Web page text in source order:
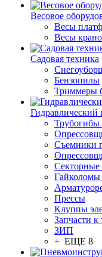
Весовое
Весы
Весы
Садовая техника
Бензопилы
Триммеры
Гидравлический
Трубогибы
Съемники
Секторные
Гайколомы
Прессы
Клуппы
Запчасти к
ЗИП
+ ЕЩЕ 8